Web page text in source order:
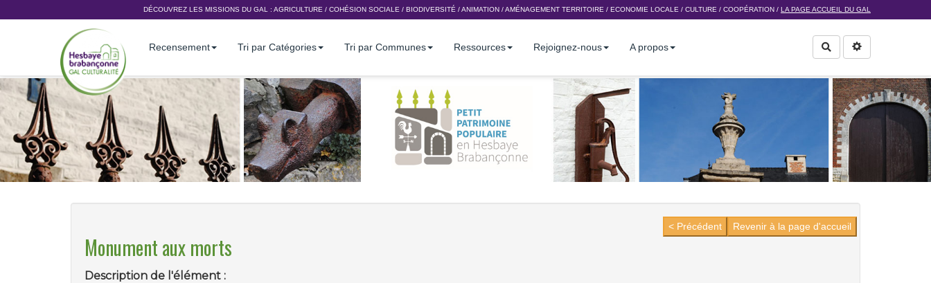
DÉCOUVREZ LES MISSIONS DU GAL : AGRICULTURE / COHÉSION SOCIALE / BIODIVERSITÉ /ANIMATION /AMÉNAGEMENT TERRITOIRE / ECONOMIE LOCALE / CULTURE / COOPÉRATION / LA PAGE ACCUEIL DU GAL
Recensement Tri par Catégories Tri par Communes Ressources Rejoignez-nous A propos Rechercher
Revenir à la page d'accueil
< Précédent
Monument aux morts
Description de l'élément :